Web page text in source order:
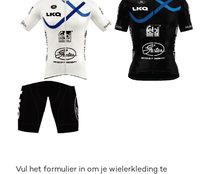
Vul het formulier in om je wielerkleding te